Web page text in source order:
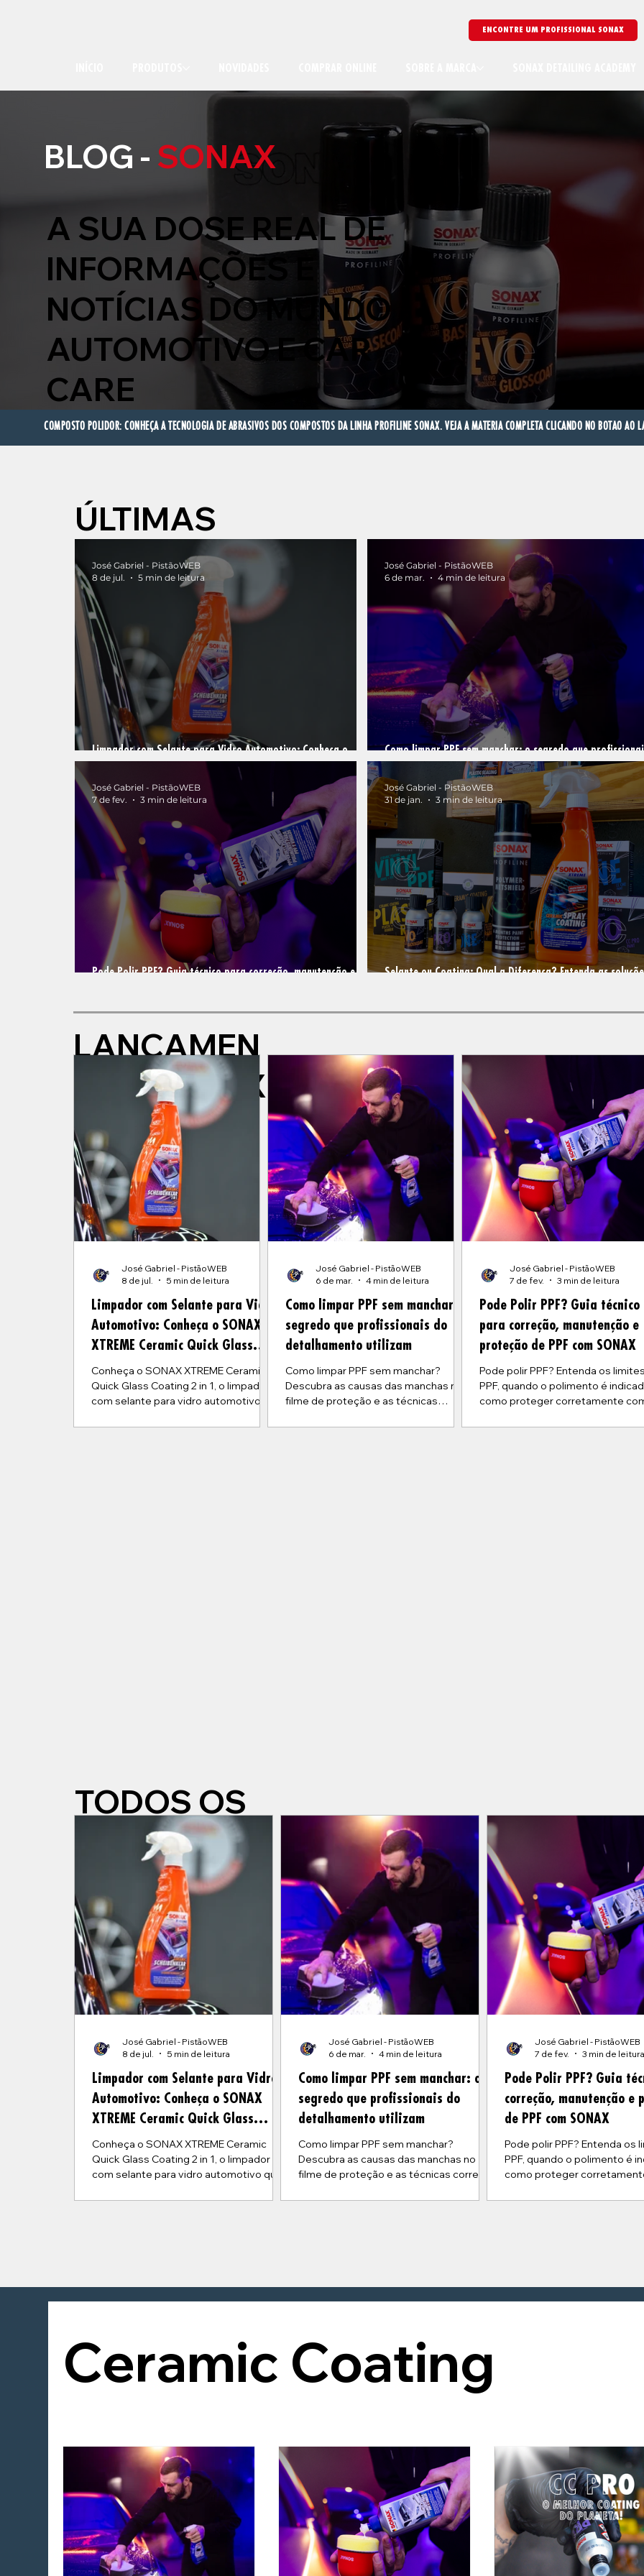
ENCONTRE UM PROFISSIONAL SONAX
BLOG - SONAX
A SUA DOSE REAL DE
INFORMAÇÕES E
NOTÍCIAS DO MUNDO
AUTOMOTIVO E CAR
CARE
COMPOSTO POLIDOR: CONHEÇA A TECNOLOGIA DE ABRASIVOS DOS COMPOSTOS DA LINHA PROFILINE SONAX. VEJA A MATERIA COMPLETA CLICANDO NO BOTÃO AO
ÚLTIMAS
NOVIDADE
S...
Limpador com Selante para Vidro Automotivo: Conheça o
SONAX XTREME Ceramic Quick Glass Coating 2 in 1
José Gabriel - PistãoWEB
8 de jul.
5 min de leitura
Como limpar PPF sem manchar: o segredo que
detalhamento utilizam
José Gabriel - PistãoWEB
6 de mar.
4 min de leitura
Pode Polir PPF? Guia técnico para correção, manutenção e
José Gabriel - PistãoWEB
7 de fev.
3 min de leitura
Selante ou Coating: Qual a Diferença? Entenda as
José Gabriel - PistãoWEB
31 de jan.
3 min de leitura
LANÇAMEN
TOS SONAX
Limpador com Selante para Vidro
Automotivo: Conheça o SONAX
XTREME Ceramic Quick Glass
Coating 2 in 1
Conheça o SONAX XTREME Ceramic
Quick Glass Coating 2 in 1, o limpador
com selante para vidro automotivo
oferece cura imediata com até 6
José Gabriel - PistãoWEB
8 de jul.
5 min de leitura
Como limpar PPF sem manchar: o
segredo que profissionais do
detalhamento utilizam
Como limpar PPF sem manchar?
Descubra as causas das manchas no
filme de proteção e as técnicas
com produtos específicos para PPF.
José Gabriel - PistãoWEB
6 de mar.
4 min de leitura
Pode Polir PPF? Guia técnico
para correção, manutenção e
proteção de PPF com SONAX
Pode polir PPF? Entenda os limites
PPF, quando o polimento é
como proteger corretamente
manutenção, preparação e
José Gabriel - PistãoWEB
7 de fev.
3 min de leitura
TODOS OS
POSTS...
Limpador com Selante para Vidro
Automotivo: Conheça o SONAX
XTREME Ceramic Quick Glass
Coating 2 in 1
Conheça o SONAX XTREME Ceramic
Quick Glass Coating 2 in 1, o limpador
com selante para vidro automotivo que
cura imediata com até 6 semanas de
José Gabriel - PistãoWEB
8 de jul.
5 min de leitura
Como limpar PPF sem manchar: o
segredo que profissionais do
detalhamento utilizam
Como limpar PPF sem manchar?
Descubra as causas das manchas no
filme de proteção e as técnicas corretas
específicos para PPF.
José Gabriel - PistãoWEB
6 de mar.
4 min de leitura
Pode Polir PPF? Guia
correção, manutenção e
de PPF com SONAX
Pode polir PPF? Entenda os
PPF, quando o polimento é
como proteger
preparação e coating
José Gabriel - PistãoWEB
7 de fev.
3 min de leitura
Ceramic Coating